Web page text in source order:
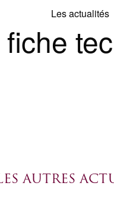
Les actualités
AUTRES